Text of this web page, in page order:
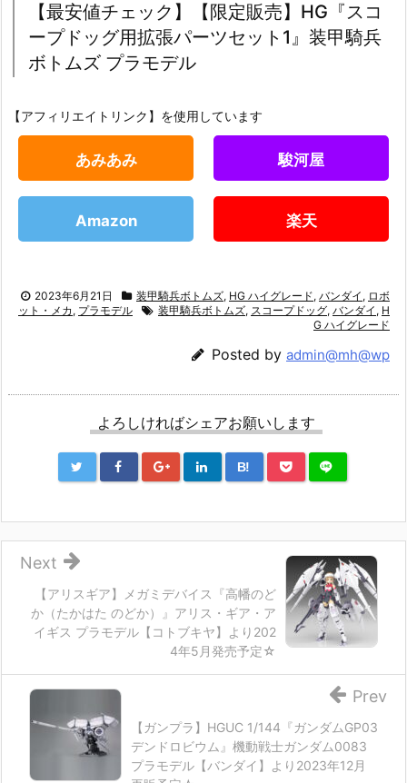
【最安値チェック】【限定販売】HG『スコ
ープドッグ用拡張パーツセット1』装甲騎兵
ボトムズ プラモデル
【アフィリエイトリンク】を使用しています
あみあみ 駿河屋
Amazon 楽天
2023年6月21日 装甲騎兵ボトムズ, HG ハイグレード, バンダイ , ロボ
ット・メカ , プラモデル 装甲騎兵ボトムズ, スコープドッグ, バンダイ , H
G ハイグレード
Posted by admin@mh@wp
よろしければシェアお願いします
B!
【アリスギア】メガミデバイス『高幡のど
か（たかはた のどか）』アリス・ギア・ア
イギス プラモデル【コトブキヤ】より202
4年5月発売予定☆
Next
【ガンプラ】HGUC 1/144『ガンダムGP03
デンドロビウム』機動戦士ガンダム0083
プラモデル【バンダイ】より2023年12月
Prev